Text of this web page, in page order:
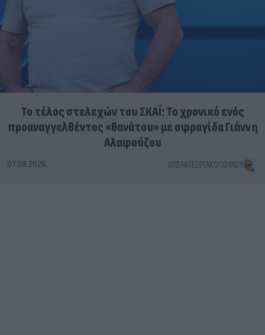
Το τέλος στελεχών του ΣΚΑΪ: Το χρονικό ενός
προαναγγελθέντος «θανάτου» με σφραγίδα Γιάννη
Αλαφούζου
07.08.2026 ΧΡΊΣΛΑ ΓΕΩΡΓΑΚΟΠΟΎΛΟΥ